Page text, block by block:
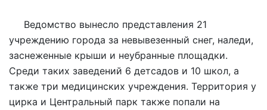
Ведомство вынесло представления 21
учреждению города за невывезенный снег, наледи,
заснеженные крыши и неубранные площадки.
Среди таких заведений 6 детсадов и 10 школ, а
также три медицинских учреждения. Территория у
цирка и Центральный парк также попали на